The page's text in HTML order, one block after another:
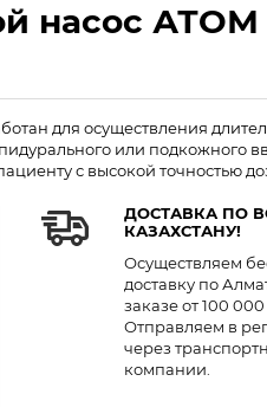
насос АТОМ
для осуществления
или подкожного
с высокой точностью
ДОСТАВКА ПО
КАЗАХСТАНУ!
Осуществляем
доставку по
заказе от 100 000
Отправляем в
через
компании.